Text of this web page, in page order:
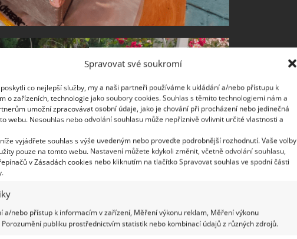
Spravovat své soukromí
co nejlepší služby, my a naši partneři používáme k ukládání a/nebo přístupu k
o zařízeních, technologie jako soubory cookies. Souhlas s těmito technologiemi nám a
umožní zpracovávat osobní údaje, jako je chování při procházení nebo jedinečná
webu. Nesouhlas nebo odvolání souhlasu může nepříznivě ovlivnit určité vlastnosti a
vyjádřete souhlas s výše uvedeným nebo proveďte podrobnější rozhodnutí. Vaše volby
pouze na tomto webu. Nastavení můžete kdykoli změnit, včetně odvolání souhlasu,
v Zásadách cookies nebo kliknutím na tlačítko Spravovat souhlas ve spodní části
a/nebo přístup k informacím v zařízení, Měření výkonu reklam, Měření výkonu
Porozumění publiku prostřednictvím statistik nebo kombinací údajů z různých zdrojů.